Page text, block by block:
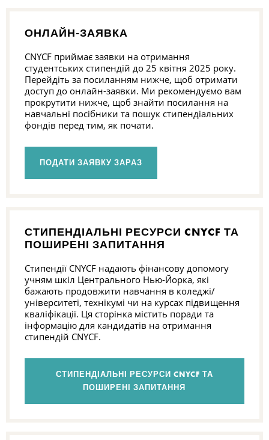
ОНЛАЙН-ЗАЯВКА
CNYCF приймає заявки на отримання
студентських стипендій до 25 квітня 2025 року.
Перейдіть за посиланням нижче, щоб отримати
доступ до онлайн-заявки. Ми рекомендуємо вам
прокрутити нижче, щоб знайти посилання на
навчальні посібники та пошук стипендіальних
фондів перед тим, як почати.
ПОДАТИ ЗАЯВКУ ЗАРАЗ
СТИПЕНДІАЛЬНІ РЕСУРСИ CNYCF ТА
ПОШИРЕНІ ЗАПИТАННЯ
Стипендії CNYCF надають фінансову допомогу
учням шкіл Центрального Нью-Йорка, які
бажають продовжити навчання в коледжі/
університеті, технікумі чи на курсах підвищення
кваліфікації. Ця сторінка містить поради та
інформацію для кандидатів на отримання
стипендій CNYCF.
СТИПЕНДІАЛЬНІ РЕСУРСИ CNYCF ТА
ПОШИРЕНІ ЗАПИТАННЯ